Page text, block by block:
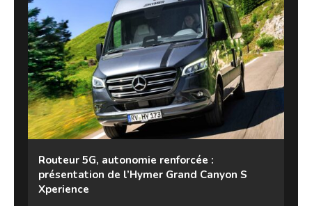
Routeur 5G, autonomie renforcée :
présentation de l’Hymer Grand Canyon S
Xperience